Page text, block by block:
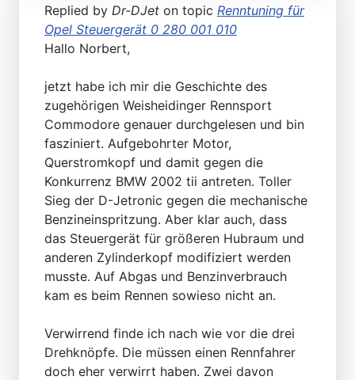
Replied by Dr-DJet on topic Renntuning für
Opel Steuergerät 0 280 001 010
Hallo Norbert,
jetzt habe ich mir die Geschichte des
zugehörigen Weisheidinger Rennsport
Commodore genauer durchgelesen und bin
fasziniert. Aufgebohrter Motor,
Querstromkopf und damit gegen die
Konkurrenz BMW 2002 tii antreten. Toller
Sieg der D-Jetronic gegen die mechanische
Benzineinspritzung. Aber klar auch, dass
das Steuergerät für größeren Hubraum und
anderen Zylinderkopf modifiziert werden
musste. Auf Abgas und Benzinverbrauch
kam es beim Rennen sowieso nicht an.
Verwirrend finde ich nach wie vor die drei
Drehknöpfe. Die müssen einen Rennfahrer
doch eher verwirrt haben. Zwei davon